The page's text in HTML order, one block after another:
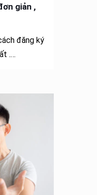
giản ,
đăng ký
.…